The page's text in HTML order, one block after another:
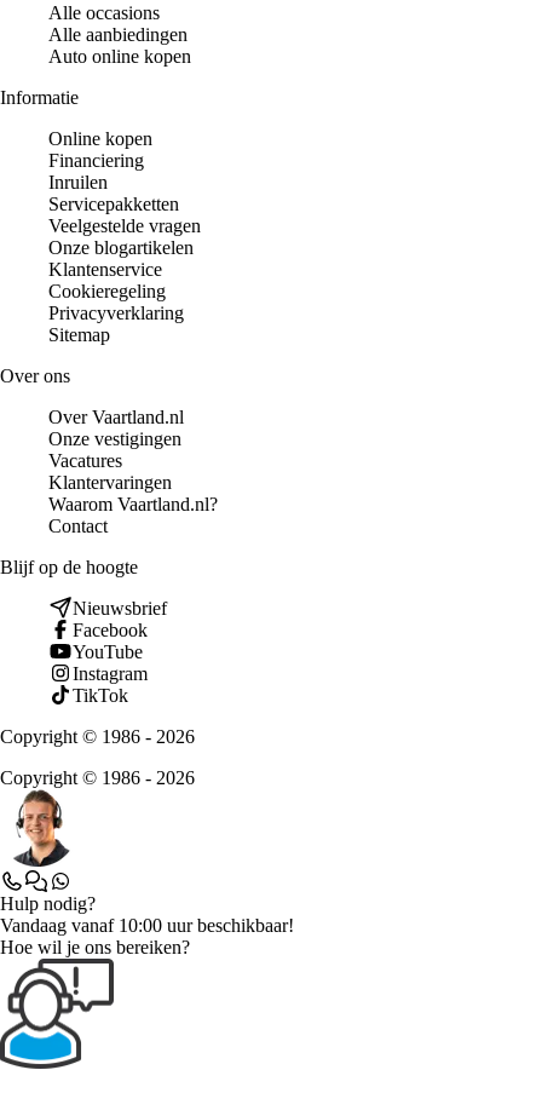
Alle occasions
Alle aanbiedingen
Auto online kopen
Informatie
Online kopen
Financiering
Inruilen
Servicepakketten
Veelgestelde vragen
Onze blogartikelen
Klantenservice
Cookieregeling
Privacyverklaring
Sitemap
Over ons
Over Vaartland.nl
Onze vestigingen
Vacatures
Klantervaringen
Waarom Vaartland.nl?
Contact
Blijf op de hoogte
Nieuwsbrief
Facebook
YouTube
Instagram
TikTok
Copyright © 1986 - 2026
Copyright © 1986 - 2026
Hulp nodig?
Vandaag vanaf 10:00 uur beschikbaar!
Hoe wil je ons bereiken?